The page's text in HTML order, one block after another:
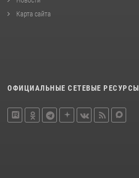
Карта сайта
ОФИЦИАЛЬНЫЕ СЕТЕВЫЕ РЕСУРСЫ